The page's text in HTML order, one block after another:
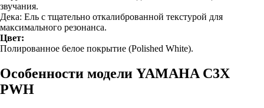
звучания.
Дека: Ель с тщательно откалиброванной текстурой для
максимального резонанса.
Цвет:
Полированное белое покрытие (Polished White).
Особенности модели YAMAHA C3X
PWH